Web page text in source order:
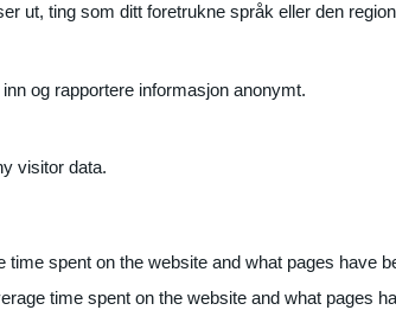
ut, ting som ditt foretrukne språk eller den
og rapportere informasjon anonymt.
visitor data.
spent on the website and what pages have
time spent on the website and what pages